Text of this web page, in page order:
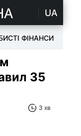
UA
ФІНАНСИ
35
3 хв